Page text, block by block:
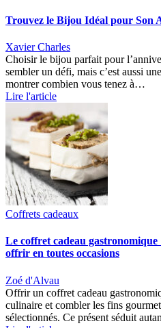
Trouvez le Bijou Idéal pour Son
Xavier Charles
Choisir le bijou parfait pour
sembler un défi, mais c’est aussi
montrer combien vous tenez à…
Lire l'article
Coffrets cadeaux
Le coffret cadeau
offrir en toutes occasions
Zoé d'Alvau
Offrir un coffret cadeau
culinaire et combler les fins
sélectionnés. Ce présent séduit